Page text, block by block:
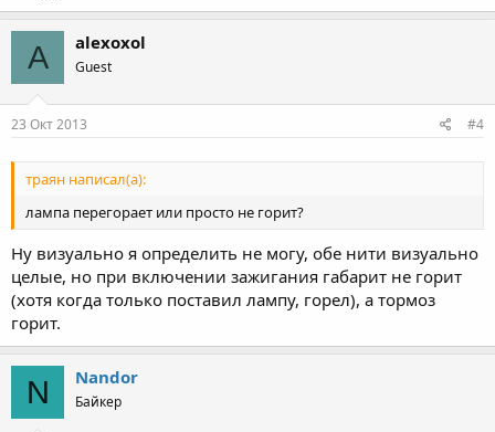
A alexoxol
Guest
23 Окт 2013 #4
траян написал(а):
лампа перегорает или просто не горит?
Ну визуально я определить не могу, обе нити визуально
целые, но при включении зажигания габарит не горит
(хотя когда только поставил лампу, горел), а тормоз
горит.
N Nandor
Байкер